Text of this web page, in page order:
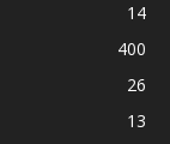
14
400
26
13